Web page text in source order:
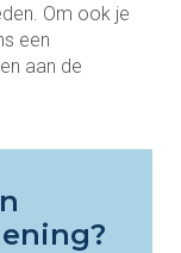
Om ook je
een
aan de